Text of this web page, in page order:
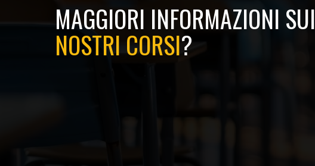
MAGGIORI INFORMAZIONI SUI
NOSTRI CORSI?